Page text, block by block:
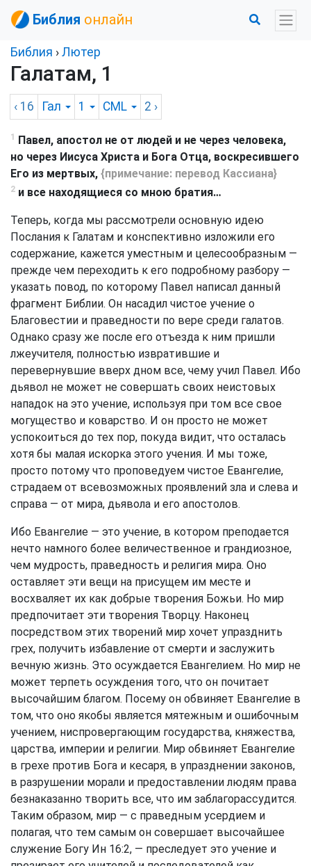
Библия онлайн
Библия › Лютер
Галатам, 1
‹ 16 Гал 1 CML 2 ›
1
Павел, апостол не от людей и не через человека,
но через Иисуса Христа и Бога Отца, воскресившего
Его из мертвых, {примечание: перевод Кассиана}
2 и все находящиеся со мною братия…
Теперь, когда мы рассмотрели основную идею
Послания к Галатам и конспективно изложили его
содержание, кажется уместным и целесообразным —
прежде чем переходить к его подробному разбору —
указать повод, по которому Павел написал данный
фрагмент Библии. Он насадил чистое учение о
Благовестии и праведности по вере среди галатов.
Однако сразу же после его отъезда к ним пришли
лжеучителя, полностью извратившие и
перевернувшие вверх дном все, чему учил Павел. Ибо
дьявол не может не совершать своих неистовых
нападок на это учение, используя при том все свое
могущество и коварство. И он просто не может
успокоиться до тех пор, покуда видит, что осталась
хотя бы малая искорка этого учения. И мы тоже,
просто потому что проповедуем чистое Евангелие,
страдаем от всевозможных проявлений зла и слева и
справа — от мира, дьявола и его апостолов.
Ибо Евангелие — это учение, в котором преподается
нечто намного более величественное и грандиозное,
чем мудрость, праведность и религия мира. Оно
оставляет эти вещи на присущем им месте и
восхваляет их как добрые творения Божьи. Но мир
предпочитает эти творения Творцу. Наконец
посредством этих творений мир хочет упразднить
грех, получить избавление от смерти и заслужить
вечную жизнь. Это осуждается Евангелием. Но мир не
может терпеть осуждения того, что он почитает
высочайшим благом. Посему он обвиняет Евангелие в
том, что оно якобы является мятежным и ошибочным
учением, ниспровергающим государства, княжества,
царства, империи и религии. Мир обвиняет Евангелие
в грехе против Бога и кесаря, в упразднении законов,
в разрушении морали и предоставлении людям права
безнаказанно творить все, что им заблагорассудится.
Таким образом, мир — с праведным усердием и
полагая, что тем самым он совершает высочайшее
служение Богу Ин 16:2, — преследует это учение и